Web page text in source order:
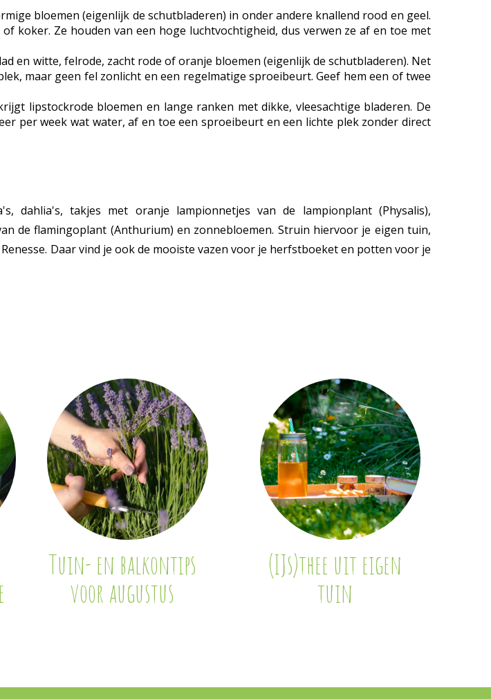
bloemen (eigenlijk de schutbladeren) in onder andere knallend rood en geel.
koker. Ze houden van een hoge luchtvochtigheid, dus verwen ze af en toe met
en witte, felrode, zacht rode of oranje bloemen (eigenlijk de schutbladeren). Net
maar geen fel zonlicht en een regelmatige sproeibeurt. Geef hem een of twee
lipstockrode bloemen en lange ranken met dikke, vleesachtige bladeren. De
per week wat water, af en toe een sproeibeurt en een lichte plek zonder direct
dahlia's, takjes met oranje lampionnetjes van de lampionplant (Physalis),
de flamingoplant (Anthurium) en zonnebloemen. Struin hiervoor je eigen tuin,
Daar vind je ook de mooiste vazen voor je herfstboeket en potten voor je
Tuin- en balkontips
voor augustus
(IJs)thee uit eigen
tuin